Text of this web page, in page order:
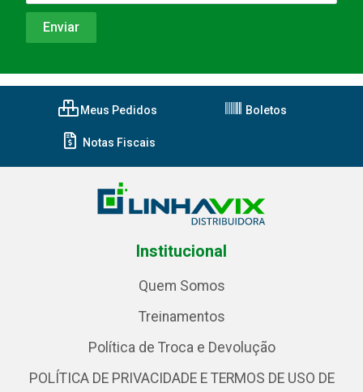
Meus Pedidos Boletos
Notas Fiscais
Institucional
Quem Somos
Treinamentos
Política de Troca e Devolução
POLÍTICA DE PRIVACIDADE E TERMOS DE USO DE